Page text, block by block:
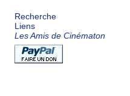
Recherche
Liens
Les Amis de Cinématon